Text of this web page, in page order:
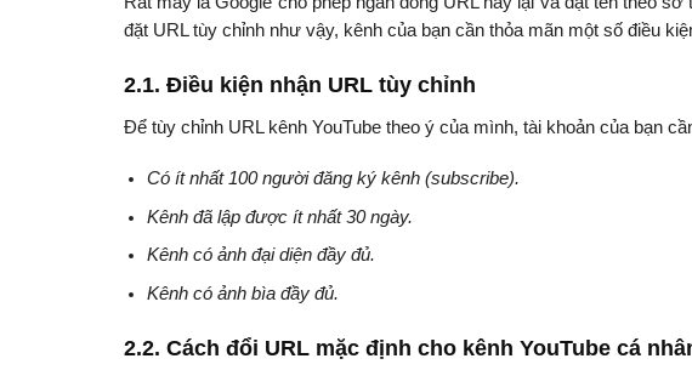
đặt URL tùy chỉnh như vậy, kênh của bạn cần thỏa mãn một số điều
2.1. Điều kiện nhận URL tùy chỉnh
Để tùy chỉnh URL kênh YouTube theo ý của mình, tài khoản của bạn
Có ít nhất 100 người đăng ký kênh (subscribe).
Kênh đã lập được ít nhất 30 ngày.
Kênh có ảnh đại diện đầy đủ.
Kênh có ảnh bìa đầy đủ.
2.2. Cách đổi URL mặc định cho kênh YouTube cá